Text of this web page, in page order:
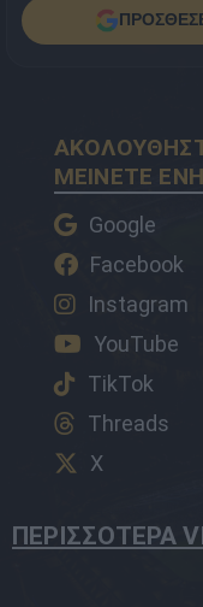
ΜΕΙΝΕΤΕ
Google
Facebook
Instagram
YouTube
TikTok
Threads
X
ΠΕΡΙΣΣΟΤΕΡΑ